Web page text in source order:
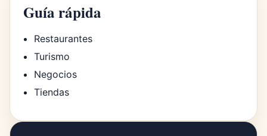
Guía rápida
Restaurantes
Turismo
Negocios
Tiendas